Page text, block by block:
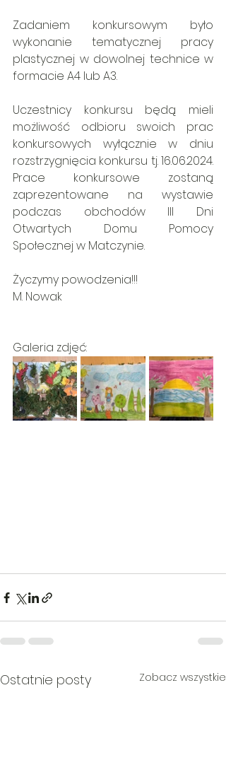
Zadaniem konkursowym było
wykonanie tematycznej pracy
plastycznej w dowolnej technice w
formacie A4 lub A3.
Uczestnicy konkursu będą mieli
możliwość odbioru swoich prac
konkursowych wyłącznie w dniu
rozstrzygnięcia konkursu tj. 16.06.2024.
Prace konkursowe zostaną
zaprezentowane na wystawie
podczas obchodów III Dni
Otwartych Domu Pomocy
Społecznej w Matczynie.
Życzymy powodzenia!!!
M. Nowak
Galeria zdjęć:
Ostatnie posty Zobacz wszystkie